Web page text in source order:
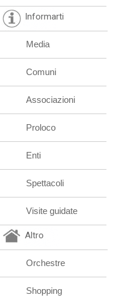
Informarti
Media
Comuni
Associazioni
Proloco
Enti
Spettacoli
Visite guidate
Altro
Orchestre
Shopping